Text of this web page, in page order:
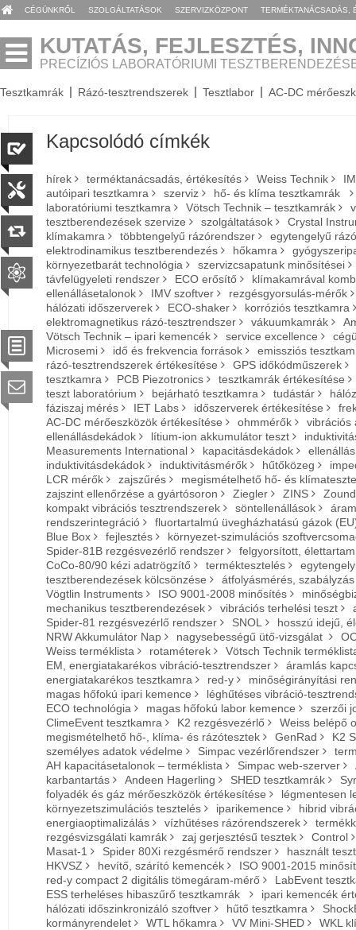
CÉGÜNKRŐL SZOLGÁLTATÁSOK SZERVIZKÖZPONT TERMÉKTANÁCSADÁS,
KUTATÁS, FEJLESZTÉS,
PRECÍZIÓS LABORATÓRIUMI
Tesztkamrák Rázó-tesztrendszerek Tesztlabor AC-DC
Kapcsolódó címkék
hírek terméktanácsadás, értékesítés Weiss Technik
autóipari tesztkamra
szerviz
hő- és klíma tesztkamrák
laboratóriumi tesztkamra
Vötsch Technik – tesztkamrák
tesztberendezések szervize
szolgáltatások
Crystal
klímakamra
többtengelyű rázórendszer
egytengelyű
elektrodinamikus tesztberendezés
hőkamra
környezetbarát technológia
szervizcsapatunk minősítései
távfelügyeleti rendszer
ECO erősítő
klímakamrával
ellenállásetalonok
IMV szoftver
rezgésgyorsulás-mérők
hálózati időszerverek
ECO-shaker
korróziós tesztkamra
elektromagnetikus rázó-tesztrendszer
vákuumkamrák
Vötsch Technik – ipari kemencék
service excellence
Microsemi
idő és frekvencia források
emissziós
rázó-tesztrendszerek értékesítése
GPS időkódműszerek
tesztkamra
PCB Piezotronics
tesztkamrák értékesítése
teszt laboratórium
bejárható tesztkamra tudástár
fáziszaj mérés
IET Labs időszerverek értékesítése
AC-DC mérőeszközök értékesítése
ohmmérők
vibrációs
ellenállásdekádok
lítium-ion akkumulátor teszt
Measurements International
kapacitásdekádok
induktivitásdekádok
induktivitásmérők hűtőközeg
LCR mérők
zajszűrés
megismételhető hő- és
zajszint ellenőrzése a gyártósoron
Ziegler ZINS
kompakt vibrációs tesztrendszerek
söntellenállások
rendszerintegráció
fluortartalmú üvegházhatású gázok
Blue Box
fejlesztés
környezet-szimulációs
Spider-81B rezgésvezérlő rendszer
felgyorsított,
CoCo-80/90 kézi adatrögzítő
terméktesztelés
tesztberendezések kölcsönzése
átfolyásmérés, szabályzás
Vögtlin Instruments
ISO 9001-2008 minősítés
mechanikus tesztberendezések
vibrációs terhelési teszt
Spider-81 rezgésvezérlő rendszer
SNOL
hosszú idejű,
NRW Akkumulátor Nap
nagysebességű ütő-vizsgálat
Weiss terméklista
rotaméterek
Vötsch Technik
EM, energiatakarékos vibráció-tesztrendszer
áramlás
energiatakarékos tesztkamra
red-y
minőségirányítási
magas hőfokú ipari kemence
léghűtéses vibráció-
ECO technológia
magas hőfokú labor kemence
szerzői
ClimeEvent tesztkamra
K2 rezgésvezérlő
Weiss belépő
megismételhető hő-, klíma- és rázótesztek
GenRad
K2
személyes adatok védelme
Simpac vezérlőrendszer
AH kapacitásetalonok – terméklista
Simpac web-szerver
karbantartás
Andeen Hagerling SHED tesztkamrák
folyadék és gáz mérőeszközök értékesítése
légmentesen
környezetszimulációs tesztelés
iparikemence
hibrid
energiaoptimalizálás
vízhűtéses rázórendszerek
rezgésvizsgálati kamrák
zaj gerjesztésű tesztek
Control
Masat-1
Spider 80Xi rezgésmérő rendszer
használt
HKVSZ
hevítő, szárító kemencék
ISO 9001-2015
red-y compact 2 digitális tömegáram-mérő
LabEvent
ESS terheléses hibaszűrő tesztkamrák
ipari kemencék
hálózati időszinkronizáló szoftver
hűtő tesztkamra
kormányrendelet
WTL hőkamra VV Mini-SHED
WKL